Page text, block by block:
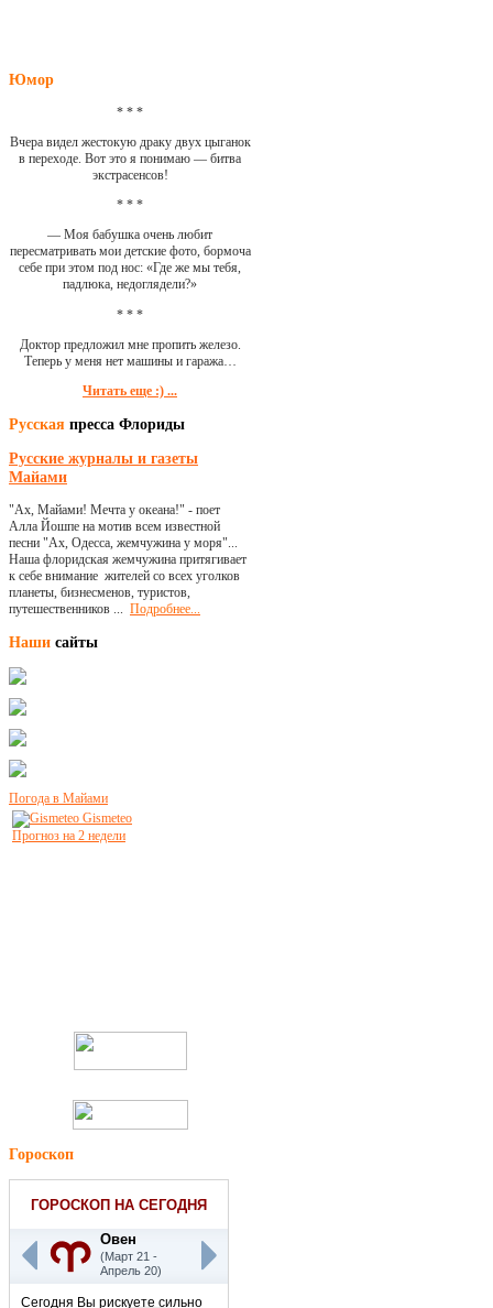
Юмор
* * *
Вчера видел жестокую драку двух цыганок
в переходе. Вот это я понимаю — битва
экстрасенсов!
* * *
— Моя бабушка очень любит
пересматривать мои детские фото, бормоча
себе при этом под нос: «Где же мы тебя,
падлюка, недоглядели?»
* * *
Доктор предложил мне пропить железо.
Теперь у меня нет машины и гаража…
Читать еще :) ...
Русская пресса Флориды
Русские журналы и газеты
Майами
"Ах, Майами! Мечта у океана!" - поет
Алла Йошпе на мотив всем известной
песни "Ах, Одесса, жемчужина у моря"...
Наша флоридская жемчужина притягивает
к себе внимание жителей со всех уголков
планеты, бизнесменов, туристов,
путешественников ... Подробнее...
Наши сайты
Погода в Майами
Gismeteo
Прогноз на 2 недели
Гороскоп
ГОРОСКОП НА СЕГОДНЯ
Овен
(Март 21 -
Апрель 20)
Сегодня Вы рискуете сильно